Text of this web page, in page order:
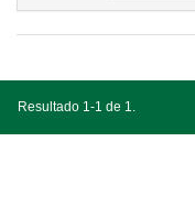
Resultado 1-1 de 1.